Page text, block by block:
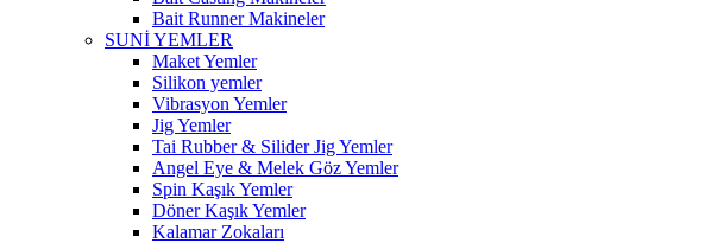
Bait Runner Makineler
SUNİ YEMLER
Maket Yemler
Silikon yemler
Vibrasyon Yemler
Jig Yemler
Tai Rubber & Silider Jig Yemler
Angel Eye & Melek Göz Yemler
Spin Kaşık Yemler
Döner Kaşık Yemler
Kalamar Zokaları